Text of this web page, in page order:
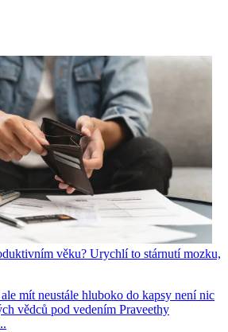
věku? Urychlí to stárnutí mozku,
mít neustále hluboko do kapsy není nic
vědců pod vedením Praveethy